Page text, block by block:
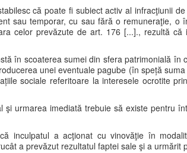
că poate fi subiect activ al infracţiunii
sau temporar, cu sau fără o remuneraţie, o
celor prevăzute de art. 176 [...]., rezultă că
în scoaterea sumei din sfera patrimonială în
unei eventuale pagube (în speță
sociale referitoare la interesele ocrotite
şi urmarea imediată trebuie să existe pentru
inculpatul a acţionat cu vinovăţie în
a prevăzut rezultatul faptei sale şi a urmărit